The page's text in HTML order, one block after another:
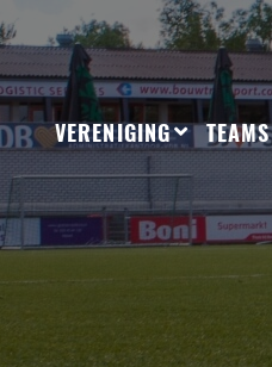
VERENIGING TEAMS